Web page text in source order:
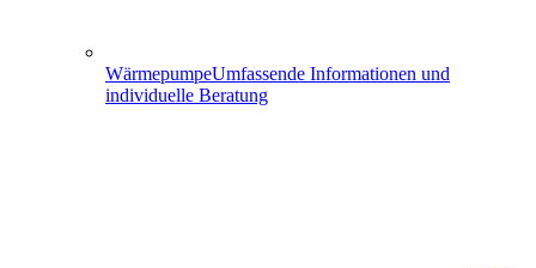
WärmepumpeUmfassende Informationen und
individuelle Beratung